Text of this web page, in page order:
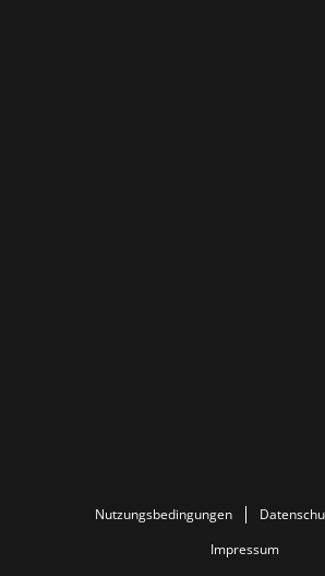
Nutzungsbedingungen
Impressum